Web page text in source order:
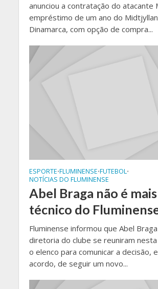
anunciou a contratação do atacante
empréstimo de um ano do
Dinamarca, com opção de compra...
ESPORTE•FLUMINENSE•FUTEBOL•
NOTÍCIAS DO FLUMINENSE
Abel Braga não é mais
técnico do
Fluminense informou que Abel
diretoria do clube se reuniram nesta
o elenco para comunicar a decisão,
acordo, de seguir um novo...